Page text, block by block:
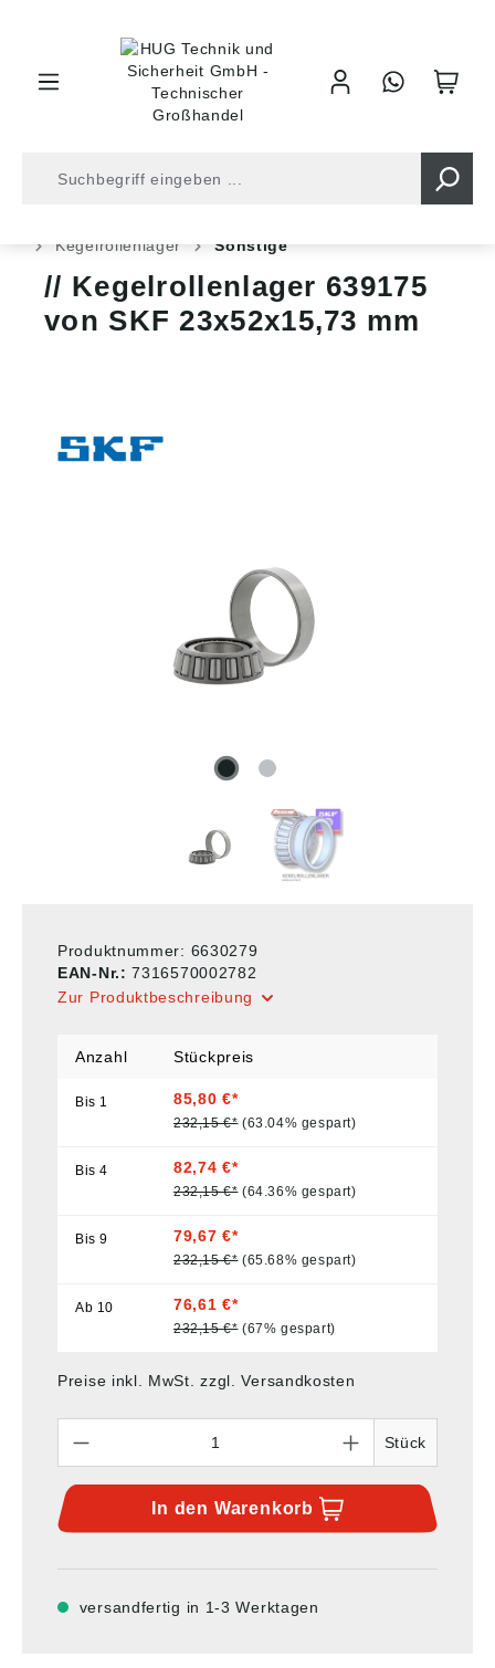
Kegelrollenlager
Sonstige
Kegelrollenlager 639175
von SKF 23x52x15,73 mm
Produktnummer: 6630279
EAN-Nr.:7316570002782
Zur Produktbeschreibung
Anzahl Stückpreis
Bis 1 85,80 €*
232,15 €* (63.04% gespart)
Bis4 82,74 €*
232,15 €* (64.36% gespart)
Bis9 79,67 €*
232,15 €* (65.68% gespart)
Ab 10 76,61 €*
232,15 €* (67% gespart)
Preise inkl. MwSt. zzgl. Versandkosten
Stück
In den Warenkorb
versandfertig in 1-3 Werktagen